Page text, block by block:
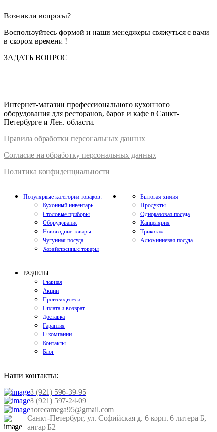
Возникли вопросы?
Воспользуйтесь формой и наши менеджеры свяжуться с вами
в скором времени !
ЗАДАТЬ ВОПРОС
Интернет-магазин профессионального кухонного
оборудования для ресторанов, баров и кафе в Санкт-
Петербурге и Лен. области.
Правила обработки персональных данных
Согласие на обработку персональных данных
Политика конфиденциальности
Популярные категории товаров:
Кухонный инвентарь
Столовые приборы
Оборудование
Новогодние товары
Чугунная посуда
Хозяйственные товары
Бытовая химия
Продукты
Одноразовая посуда
Канцелярия
Трикотаж
Алюминиевая посуда
РАЗДЕЛЫ
Главная
Акции
Производители
Оплата и возврат
Доставка
Гарантия
О компании
Контакты
Блог
Наши контакты:
8 (921) 596-39-95
8 (921) 597-24-09
horecamega95@gmail.com
Санкт-Петербург, ул. Софийская д. 6 корп. 6 литера Б,
ангар Б2